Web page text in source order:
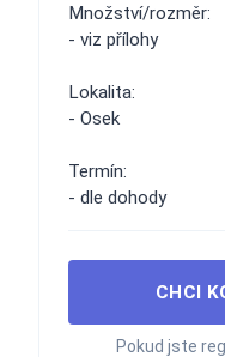
Množství/rozměr:
- viz přílohy
Lokalita:
- Osek
Termín:
- dle dohody
CHCI
Pokud jste